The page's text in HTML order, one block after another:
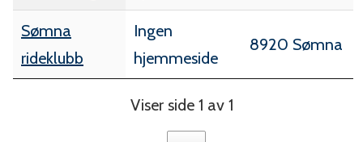
Sømna
rideklubb
Ingen
hjemmeside
8920 Sømna
Viser side 1 av 1